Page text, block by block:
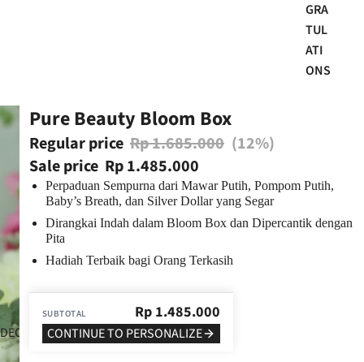
GRA
TUL
ATI
ONS
Pure Beauty Bloom Box
Regular price Rp 1.685.000 (12%)
Sale price Rp 1.485.000
Perpaduan Sempurna dari Mawar Putih, Pompom Putih,
Baby’s Breath, dan Silver Dollar yang Segar
Dirangkai Indah dalam Bloom Box dan Dipercantik dengan
Pita
Hadiah Terbaik bagi Orang Terkasih
SUBTOTAL Rp 1.485.000
CONTINUE TO PERSONALIZE